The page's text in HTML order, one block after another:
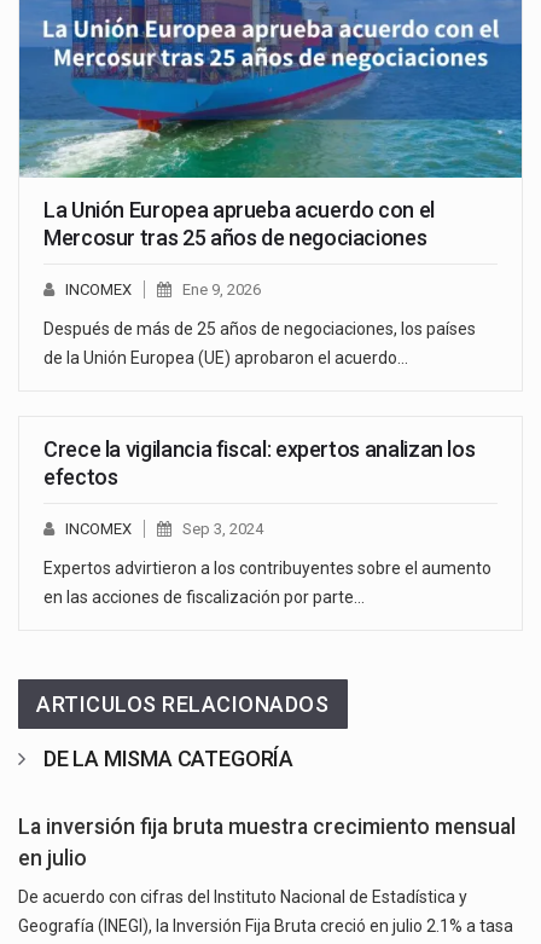
La Unión Europea aprueba acuerdo con el
Mercosur tras 25 años de negociaciones
INCOMEX Ene 9, 2026
Después de más de 25 años de negociaciones, los países
de la Unión Europea (UE) aprobaron el acuerdo…
Crece la vigilancia fiscal: expertos analizan los
efectos
INCOMEX Sep 3, 2024
Expertos advirtieron a los contribuyentes sobre el aumento
en las acciones de fiscalización por parte…
ARTICULOS RELACIONADOS
DE LA MISMA CATEGORÍA
La inversión fija bruta muestra crecimiento mensual
en julio
De acuerdo con cifras del Instituto Nacional de Estadística y
Geografía (INEGI), la Inversión Fija Bruta creció en julio 2.1% a tasa